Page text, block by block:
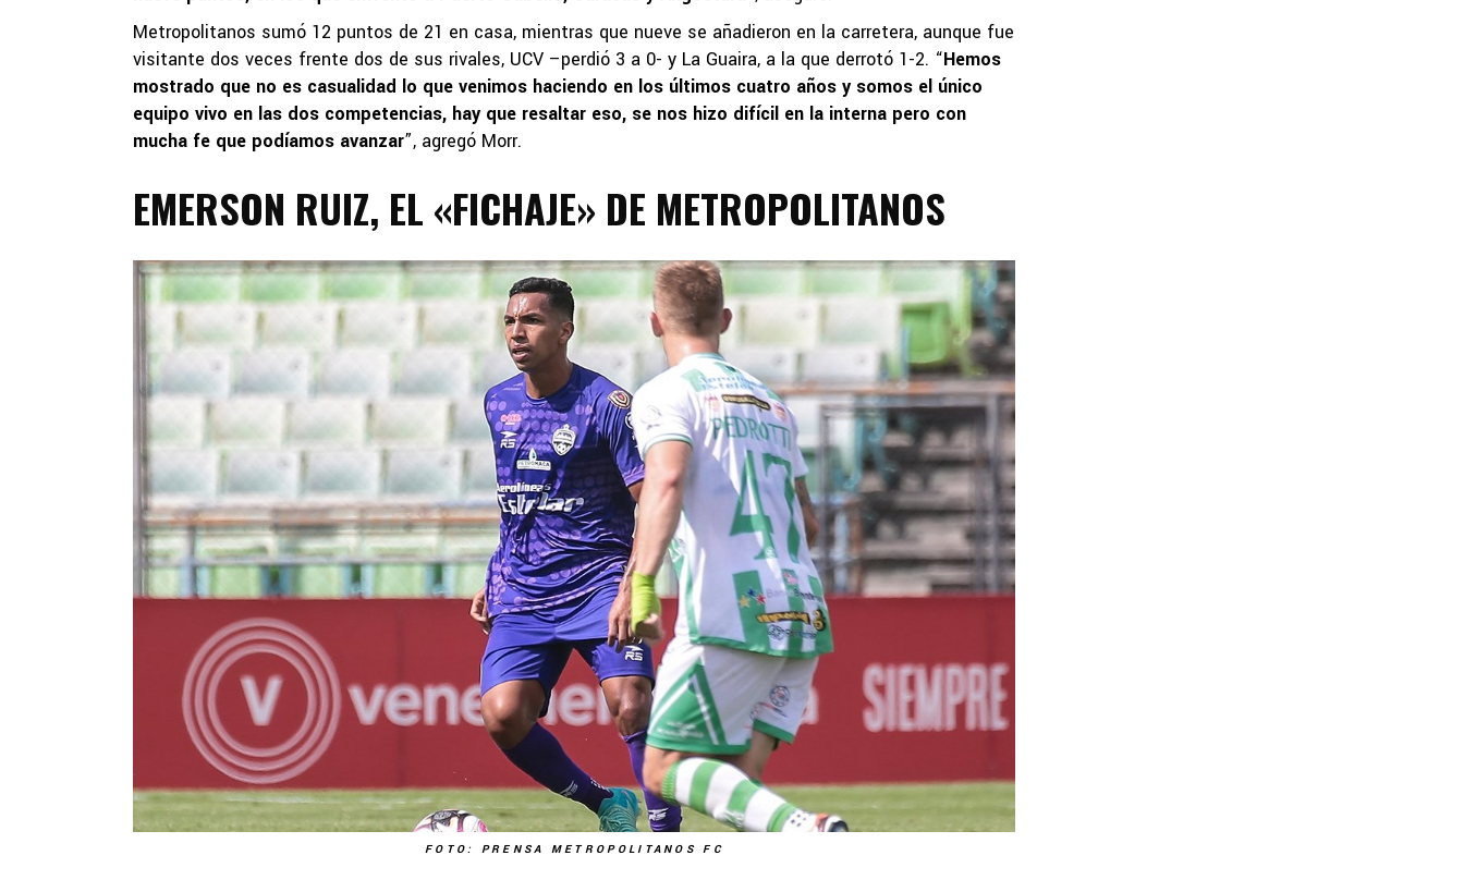
Metropolitanos sumó 12 puntos de 21 en casa, mientras que nueve se añadieron en la carretera, aunque fue
visitante dos veces frente dos de sus rivales, UCV –perdió 3 a 0- y La Guaira, a la que derrotó 1-2. “Hemos
mostrado que no es casualidad lo que venimos haciendo en los últimos cuatro años y somos el único
equipo vivo en las dos competencias, hay que resaltar eso, se nos hizo difícil en la interna pero con
mucha fe que podíamos avanzar”, agregó Morr.
EMERSON RUIZ, EL «FICHAJE» DE METROPOLITANOS
FOTO: PRENSA METROPOLITANOS FC